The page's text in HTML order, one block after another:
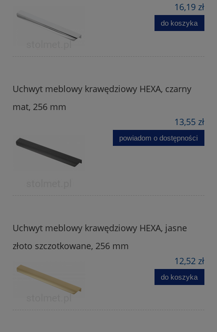
16,19 zł
do koszyka
Uchwyt meblowy krawędziowy HEXA, czarny
mat, 256 mm
13,55 zł
powiadom o dostępności
Uchwyt meblowy krawędziowy HEXA, jasne
złoto szczotkowane, 256 mm
12,52 zł
do koszyka